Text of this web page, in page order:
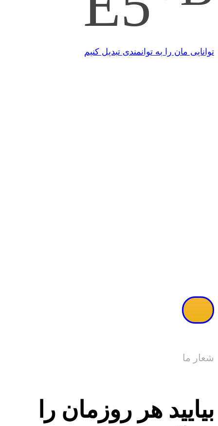
توانایی مان را به توانمندی تبدیل کنیم
شعار ما
بیایید هر روزمان را